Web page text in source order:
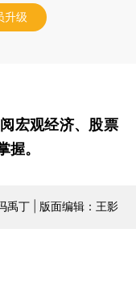
升级
宏观经济、股票
握。
禹丁 | 版面编辑：王影